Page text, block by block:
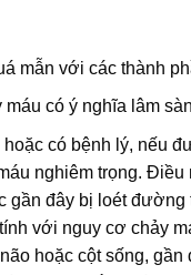
mẫn với các thành
máu có ý nghĩa lâm
có bệnh lý, nếu
nghiêm trọng. Điều
gần đây bị loét đường
với nguy cơ chảy
hoặc cột sống, gần